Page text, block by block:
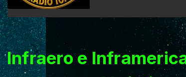
Infraero e